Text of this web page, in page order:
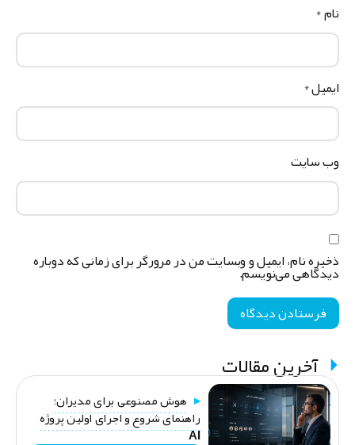
*
*
سایت
نام، ایمیل و وبسایت من در مرورگر برای زمانی که دوباره
می‌نویسم.
آخرین مقالات
هوش مصنوعی برای مدیران؛
راهنمای شروع و اجرای اولین پروژه
AI